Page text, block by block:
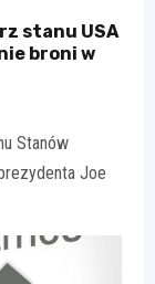
stanu USA
broni w
Stanów
Joe